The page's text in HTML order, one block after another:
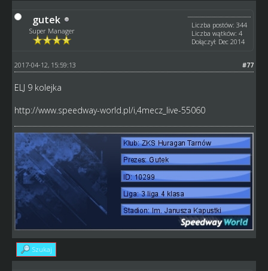
gutek
Super Manager
Liczba postów: 344
Liczba wątków: 4
Dołączył: Dec 2014
#77
2017-04-12, 15:59:13
ELJ 9 kolejka
http://www.speedway-world.pl/i,4mecz_live-55060
Szukaj